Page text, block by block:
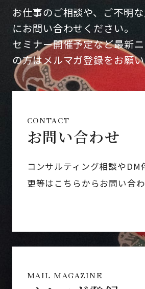
お仕事のご相談や、ご不明
にお問い合わせください。
セミナー開催予定など最新
の方はメルマガ登録をお願い
CONTACT
お問い合わせ
コンサルティング相談やDM
更等はこちらからお問い合わ
MAIL MAGAZINE